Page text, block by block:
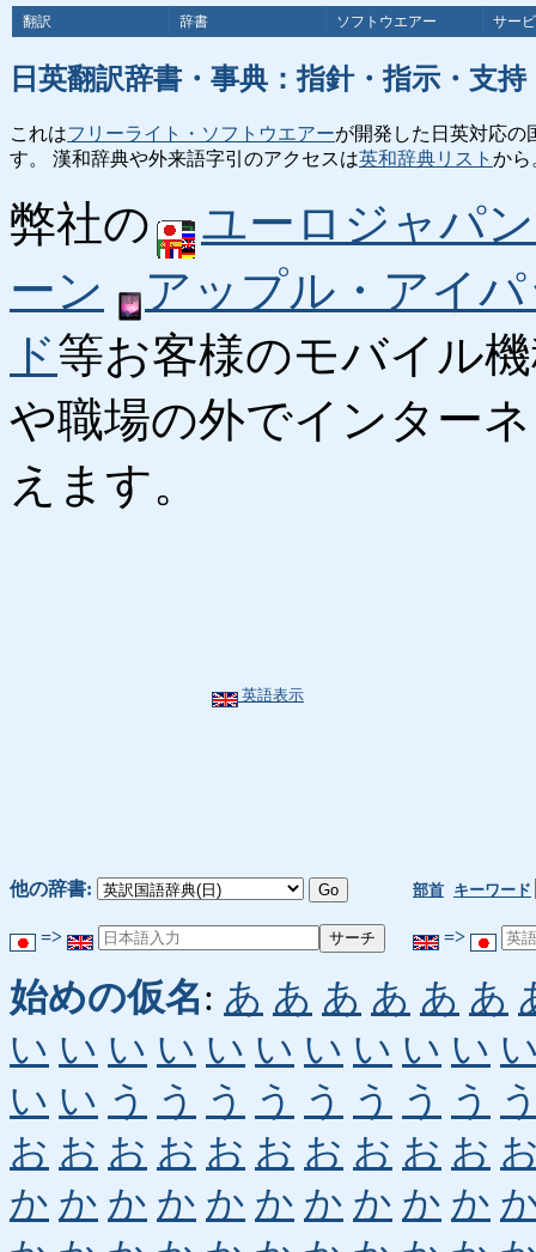
翻訳 辞書 ソフトウエアー サー
日英翻訳辞書・事典：指針・指示・支
これはフリーライト・ソフトウエアーが開発した日英対応の
す。 漢和辞典や外来語字引のアクセスは英和辞典リスト から
弊社の
ユーロジャパ
ーン
アップル・アイ
ド等お客様のモバイル
や職場の外でインター
えます。
英語表示
他の辞書: 部首 キーワード
=> =>
始めの仮名: あ あ あ あ あ あ
い い い い い い い い い い
い い う う う う う う う う
お お お お お お お お お お
か か か か か か か か か か